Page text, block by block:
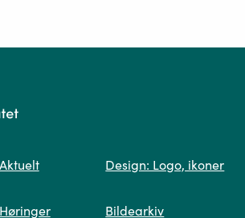
Aktuelt
Høringer
Design: Logo, ikoner
Bildearkiv